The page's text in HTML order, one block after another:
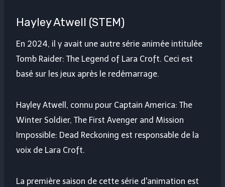
Hayley Atwell (STEM)
En 2024, il y avait une autre série animée intitulée
Tomb Raider: The Legend of Lara Croft. Ceci est
basé sur les jeux après le redémarrage.
Hayley Atwell, connu pour Captain America: The
Winter Soldier, The First Avenger and Mission
Impossible: Dead Reckoning est responsable de la
voix de Lara Croft.
La première saison de cette série d'animation est